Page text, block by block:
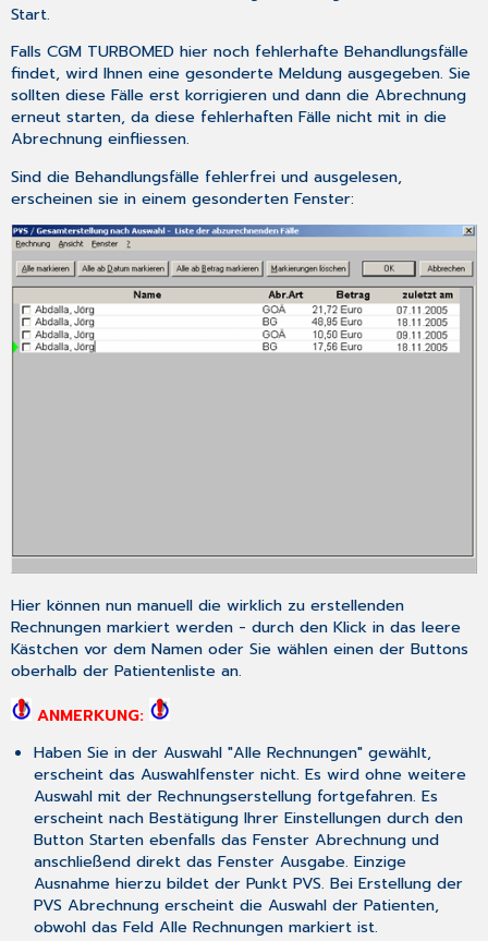
Start.
Falls CGM TURBOMED hier noch fehlerhafte Behandlungsfälle
findet, wird Ihnen eine gesonderte Meldung ausgegeben. Sie
sollten diese Fälle erst korrigieren und dann die Abrechnung
erneut starten, da diese fehlerhaften Fälle nicht mit in die
Abrechnung einfliessen.
Sind die Behandlungsfälle fehlerfrei und ausgelesen,
erscheinen sie in einem gesonderten Fenster:
Hier können nun manuell die wirklich zu erstellenden
Rechnungen markiert werden - durch den Klick in das leere
Kästchen vor dem Namen oder Sie wählen einen der Buttons
oberhalb der Patientenliste an.
ANMERKUNG:
Haben Sie in der Auswahl "Alle Rechnungen" gewählt,
erscheint das Auswahlfenster nicht. Es wird ohne weitere
Auswahl mit der Rechnungserstellung fortgefahren. Es
erscheint nach Bestätigung Ihrer Einstellungen durch den
Button Startenebenfalls das Fenster Abrechnungund
anschließend direkt das Fenster Ausgabe. Einzige
Ausnahme hierzu bildet der Punkt PVS. Bei Erstellung der
PVS Abrechnung erscheint die Auswahl der Patienten,
obwohl das Feld Alle Rechnungenmarkiert ist.